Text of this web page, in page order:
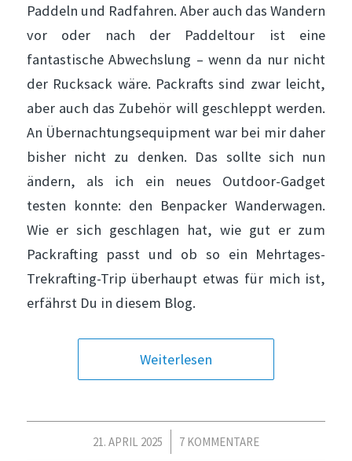
Paddeln und Radfahren. Aber auch das Wandern
vor oder nach der Paddeltour ist eine
fantastische Abwechslung – wenn da nur nicht
der Rucksack wäre. Packrafts sind zwar leicht,
aber auch das Zubehör will geschleppt werden.
An Übernachtungsequipment war bei mir daher
bisher nicht zu denken. Das sollte sich nun
ändern, als ich ein neues Outdoor-Gadget
testen konnte: den Benpacker Wanderwagen.
Wie er sich geschlagen hat, wie gut er zum
Packrafting passt und ob so ein Mehrtages-
Trekrafting-Trip überhaupt etwas für mich ist,
erfährst Du in diesem Blog.
Weiterlesen
21. APRIL 2025
/ 7 KOMMENTARE